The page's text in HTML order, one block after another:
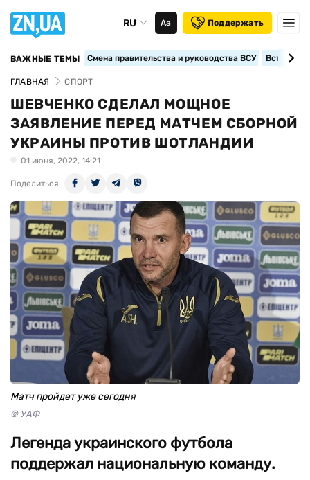
RU Аа Поддержать
ВАЖНЫЕ ТЕМЫ Смена правительства и руководства ВСУ
ГЛАВНАЯ СПОРТ
ШЕВЧЕНКО СДЕЛАЛ МОЩНОЕ
ЗАЯВЛЕНИЕ ПЕРЕД МАТЧЕМ СБОРНОЙ
УКРАИНЫ ПРОТИВ ШОТЛАНДИИ
01 июня, 2022, 14:21
Поделиться
Матч пройдет уже сегодня
© УАФ
Легенда украинского футбола
поддержал национальную команду.